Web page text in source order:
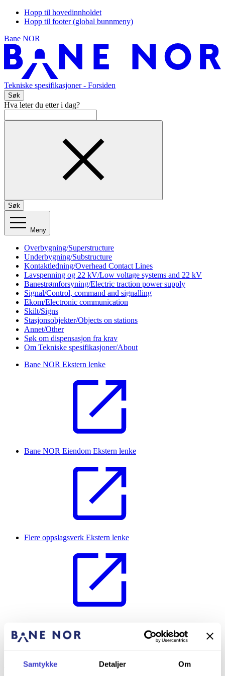
Samtykke Detaljer Om
Hopp til hovedinnholdet
Hopp til footer (global bunnmeny)
Bane NOR
Tekniske spesifikasjoner- Forsiden
Søk
Hva leter du etter i dag?
Søk
Meny
Overbygning/Superstructure
Underbygning/Substructure
Kontaktledning/Overhead Contact Lines
Lavspenning og 22 kV/Low voltage systems and 22 kV
Banestrømforsyning/Electric traction power supply
Signal/Control, command and signalling
Ekom/Electronic communication
Skilt/Signs
Stasjonsobjekter/Objects on stations
Annet/Other
Søk om dispensasjon fra krav
Om Tekniske spesifikasjoner/About
Bane NOR Ekstern lenke
Bane NOR Eiendom Ekstern lenke
Flere oppslagsverk Ekstern lenke
Switches & Crossing sleepers
Change log
Vurderingsartikkel Sporvekselsviller